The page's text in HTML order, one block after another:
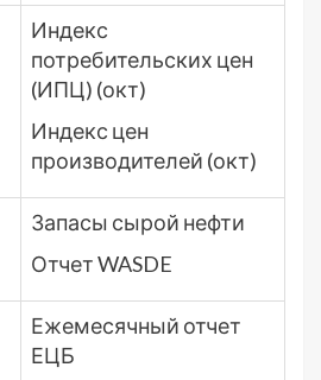
Индекс
потребительских цен
(ИПЦ) (окт)
Индекс цен
производителей (окт)
Запасы сырой нефти
Отчет WASDE
Ежемесячный отчет
ЕЦБ